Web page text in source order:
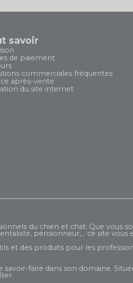
savoir
de paiement
commerciales fréquentes
après-vente
du site internet
du chien et chat. Que vous
pensionneur,... ce site vous
et des produits pour les
faire dans son domaine.
.